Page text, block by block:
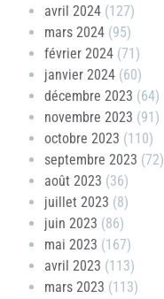
avril 2024 (127)
mars 2024 (95)
février 2024 (71)
janvier 2024 (60)
décembre 2023 (64)
novembre 2023 (91)
octobre 2023 (110)
septembre 2023 (72)
août 2023 (36)
juillet 2023 (8)
juin 2023 (86)
mai 2023 (167)
avril 2023 (113)
mars 2023 (113)